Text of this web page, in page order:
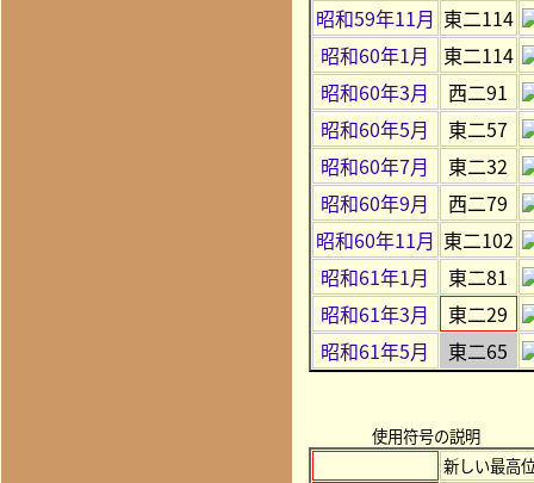
昭和59年11月 東二114
昭和60年1月
東二114
昭和60年3月
西二91
昭和60年5月
東二57
昭和60年7月
東二32
昭和60年9月
西二79
昭和60年11月 東二102
昭和61年1月
東二81
昭和61年3月
東二29
昭和61年5月
東二65
使用符号の説明
新しい最高